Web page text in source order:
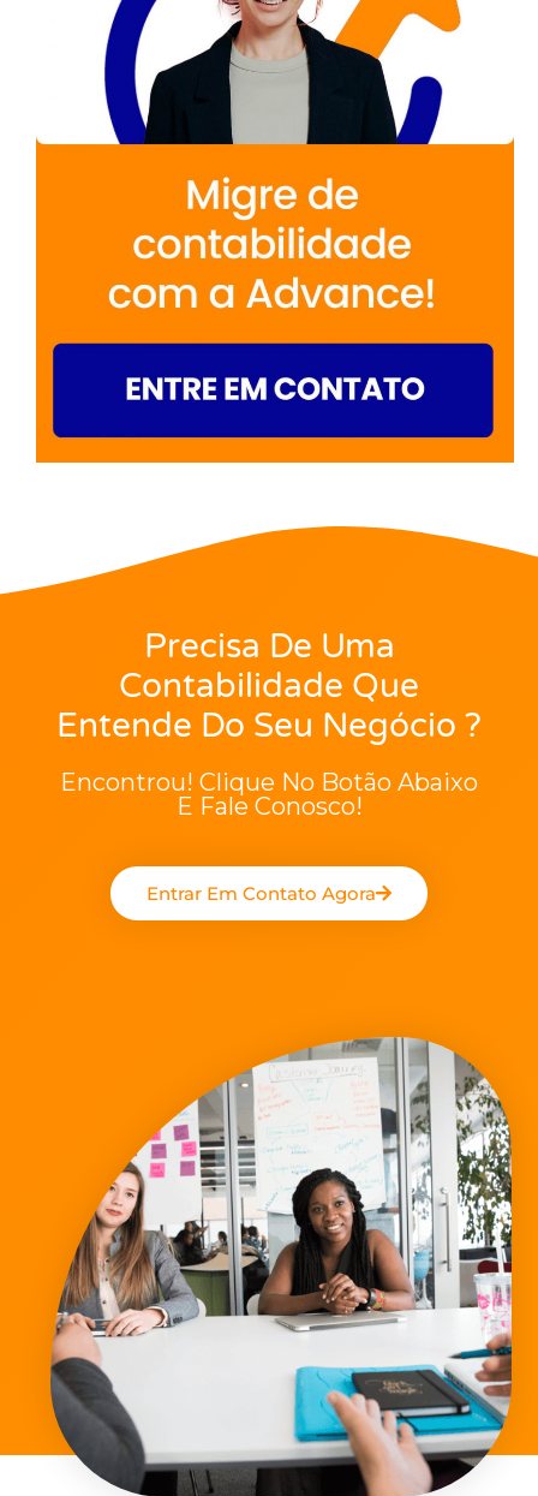
Precisa De Uma
Contabilidade Que
Entende Do Seu Negócio ?
Encontrou! Clique No Botão Abaixo
E Fale Conosco!
Entrar Em Contato Agora